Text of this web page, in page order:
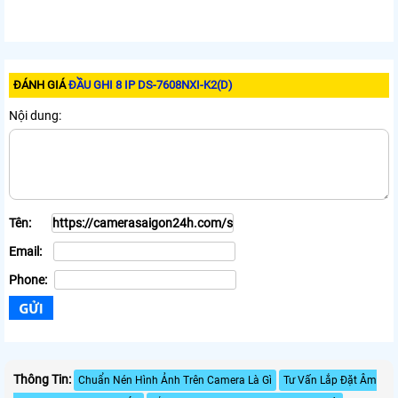
ĐÁNH GIÁĐẦU GHI 8 IP DS-7608NXI-K2(D)
Nội dung:
Tên:
Email:
Phone:
Thông Tin: Chuẩn Nén Hình Ảnh Trên Camera Là Gì
Tư Vấn Lắp Đặt Âm